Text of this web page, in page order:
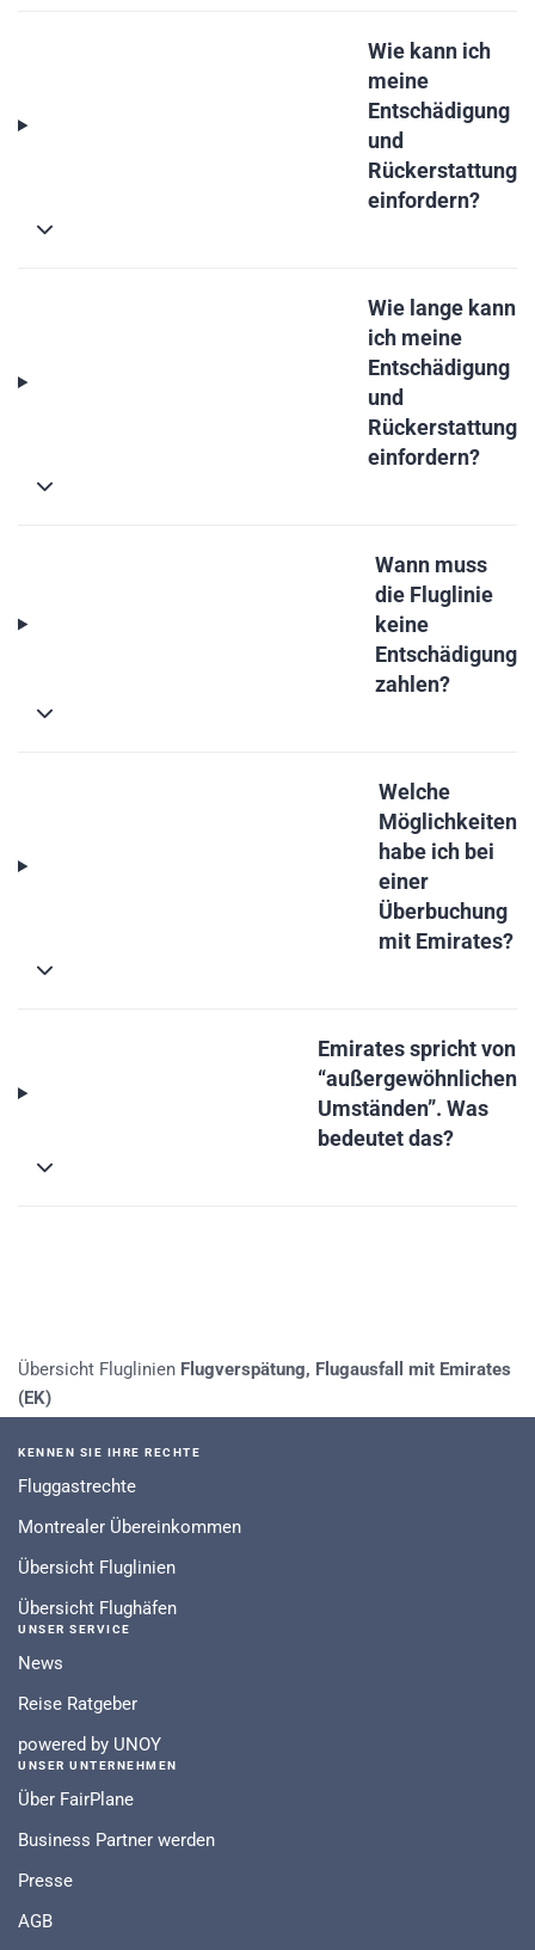
Wie kann ich
meine
Entschädigung
und
Rückerstattung
einfordern?
Wie lange kann
ich meine
Entschädigung
und
Rückerstattung
einfordern?
Wann muss
die Fluglinie
keine
Entschädigung
zahlen?
Welche
Möglichkeiten
habe ich bei
einer
Überbuchung
mit Emirates?
Emirates spricht von
“außergewöhnlichen
Umständen”. Was
bedeutet das?
Übersicht Fluglinien Flugverspätung, Flugausfall mit Emirates
(EK)
KENNEN SIE IHRE RECHTE
Fluggastrechte
Montrealer Übereinkommen
Übersicht Fluglinien
Übersicht Flughäfen
UNSER SERVICE
News
Reise Ratgeber
powered by UNOY
UNSER UNTERNEHMEN
Über FairPlane
Business Partner werden
Presse
AGB